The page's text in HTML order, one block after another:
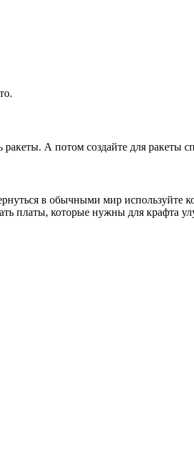
ракеты. А потом создайте для ракеты
в обычными мир
платы, которые нужны для крафта